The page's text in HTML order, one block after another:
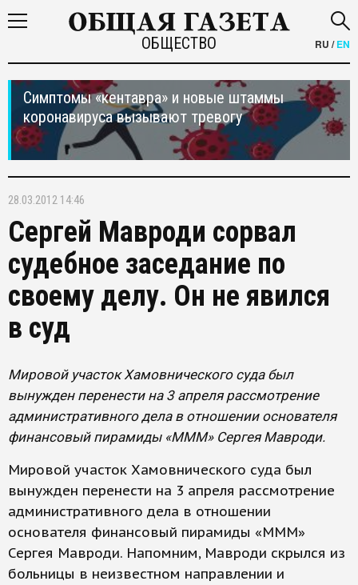
ОБЩЕСТВО RU /EN
Симптомы «кентавра» и новые штаммы
коронавируса вызывают тревогу
28.03.2012 14:46
Сергей Мавроди сорвал
судебное заседание по
своему делу. Он не явился
в суд
Мировой участок Хамовнического суда был
вынужден перенести на 3 апреля рассмотрение
административного дела в отношении основателя
финансовый пирамиды «МММ» Сергея Мавроди.
Мировой участок Хамовнического суда был
вынужден перенести на 3 апреля рассмотрение
административного дела в отношении
основателя финансовый пирамиды «МММ»
Сергея Мавроди. Напомним, Мавроди скрылся из
больницы в неизвестном направлении и